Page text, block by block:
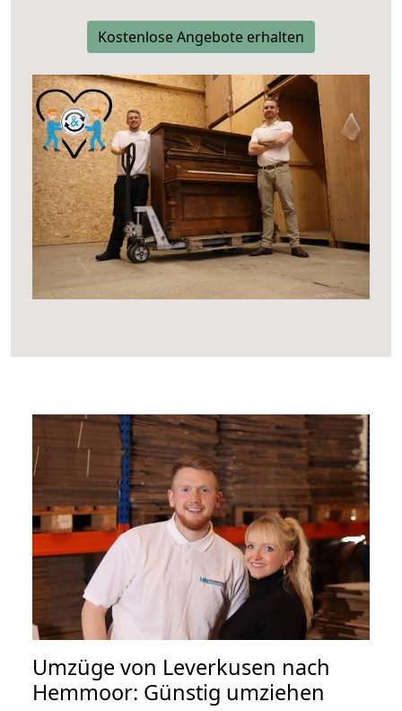
Kostenlose Angebote erhalten
Umzüge von Leverkusen nach
Hemmoor: Günstig umziehen